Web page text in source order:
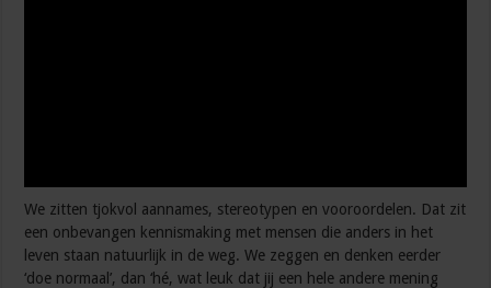
We zitten tjokvol aannames, stereotypen en vooroordelen. Dat zit
een onbevangen kennismaking met mensen die anders in het
leven staan natuurlijk in de weg. We zeggen en denken eerder
‘doe normaal’, dan ‘hé, wat leuk dat jij een hele andere mening